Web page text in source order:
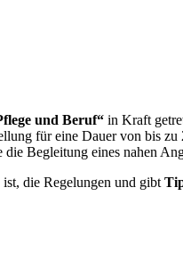
und Beruf“ in Kraft
für eine Dauer von bis
Begleitung eines nahen
die Regelungen und gibt